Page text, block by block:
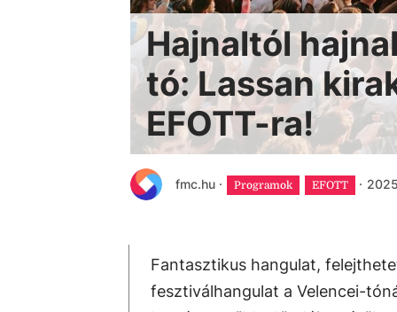
Hajnaltól
tó: Lassan
EFOTT-ra!
fmc.hu · Programok EFOTT ·
Fantasztikus hangulat,
fesztiválhangulat a Velencei-